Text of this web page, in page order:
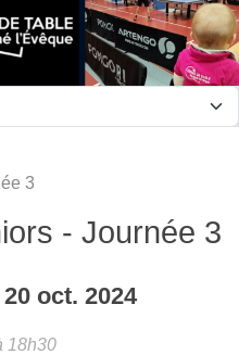
3
- Journée 3
20 oct. 2024
18h30